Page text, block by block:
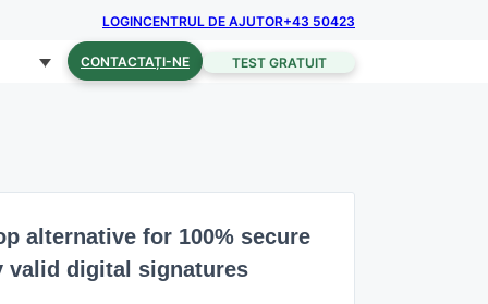
LOGINCENTRUL DE AJUTOR+43 50423
CONTACTAȚI-NE TEST GRATUIT
alternative for 100% secure
valid digital signatures